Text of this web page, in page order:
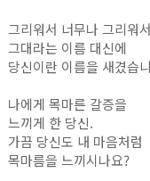
그리워서 너무나 그리워서
그대라는 이름 대신에
당신이란 이름을 새겼습
나에게 목마른 갈증을
느끼게 한 당신.
가끔 당신도 내 마음처럼
목마름을 느끼시나요?